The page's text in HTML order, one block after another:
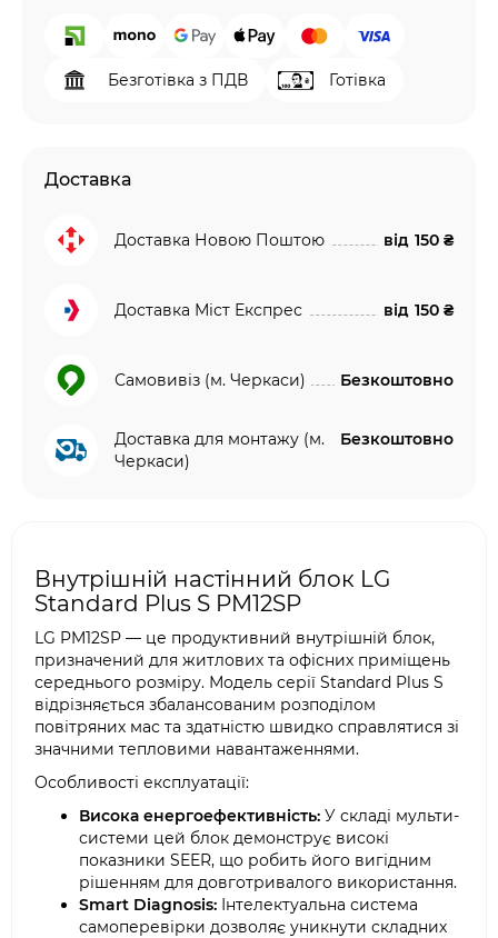
Безготівка з ПДВ Готівка
Доставка
Доставка Новою Поштою від 150 ₴
Доставка Міст Експрес від 150 ₴
Самовивіз (м. Черкаси) Безкоштовно
Доставка для монтажу (м.
Черкаси)
Безкоштовно
Внутрішній настінний блок LG
Standard Plus S PM12SP
LG PM12SP — це продуктивний внутрішній блок,
призначений для житлових та офісних приміщень
середнього розміру. Модель серії Standard Plus S
відрізняється збалансованим розподілом
повітряних мас та здатністю швидко справлятися зі
значними тепловими навантаженнями.
Особливості експлуатації:
Висока енергоефективність: У складі мульти-
системи цей блок демонструє високі
показники SEER, що робить його вигідним
рішенням для довготривалого використання.
Smart Diagnosis: Інтелектуальна система
самоперевірки дозволяє уникнути складних